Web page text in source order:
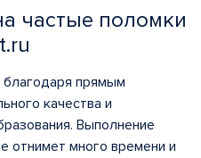
частые поломки
прямым
качества и
Выполнение
отнимет много времени и